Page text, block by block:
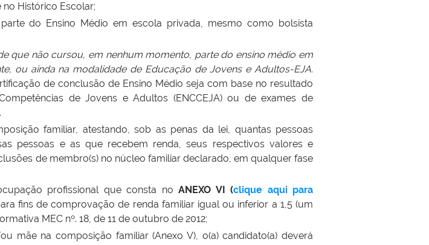
Histórico Escolar;
do Ensino Médio em escola privada, mesmo como bolsista
que não cursou, em nenhum momento, parte do ensino médio em
ou ainda na modalidade de Educação de Jovens e Adultos-EJA.
de conclusão de Ensino Médio seja com base no resultado
de Jovens e Adultos (ENCCEJA) ou de exames de
familiar, atestando, sob as penas da lei, quantas pessoas
pessoas e as que recebem renda, seus respectivos valores e
de membro(s) no núcleo familiar declarado, em qualquer fase
profissional que consta noANEXO VI(clique aqui para
fins de comprovação de renda familiar igual ou inferior a 1,5 (um
MEC nº. 18, de 11 de outubro de 2012;
mãe na composição familiar (Anexo V), o(a) candidato(a) deverá